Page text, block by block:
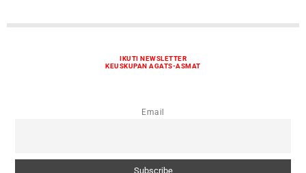
IKUTI NEWSLETTER
KEUSKUPAN AGATS-ASMAT
Email